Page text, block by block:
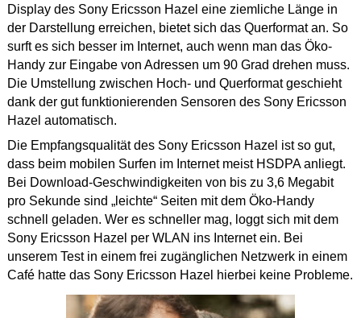
Display des Sony Ericsson Hazel eine ziemliche Länge in
der Darstellung erreichen, bietet sich das Querformat an. So
surft es sich besser im Internet, auch wenn man das Öko-
Handy zur Eingabe von Adressen um 90 Grad drehen muss.
Die Umstellung zwischen Hoch- und Querformat geschieht
dank der gut funktionierenden Sensoren des Sony Ericsson
Hazel automatisch.
Die Empfangsqualität des Sony Ericsson Hazel ist so gut,
dass beim mobilen Surfen im Internet meist HSDPA anliegt.
Bei Download-Geschwindigkeiten von bis zu 3,6 Megabit
pro Sekunde sind „leichte“ Seiten mit dem Öko-Handy
schnell geladen. Wer es schneller mag, loggt sich mit dem
Sony Ericsson Hazel per WLAN ins Internet ein. Bei
unserem Test in einem frei zugänglichen Netzwerk in einem
Café hatte das Sony Ericsson Hazel hierbei keine Probleme.